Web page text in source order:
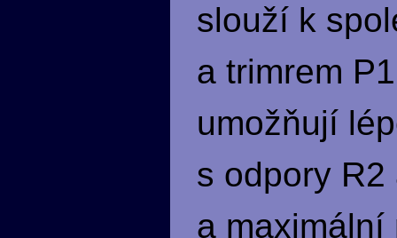
slouží k
a trimrem
umožňují
s odpory
a maximální